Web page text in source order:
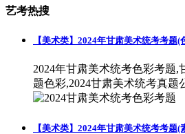
艺考热搜
【美术类】2024年甘肃美术统考考题(
2024年甘肃美术统考色彩考题,
题色彩,2024甘肃美术统考真题
【美术类】2024年甘肃美术统考考题(